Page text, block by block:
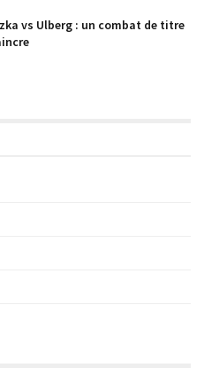
vs Ulberg : un combat de titre